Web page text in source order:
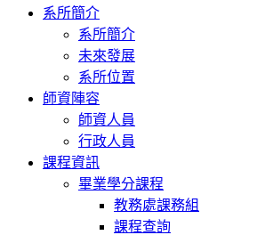
系所簡介
系所簡介
未來發展
系所位置
師資陣容
師資人員
行政人員
課程資訊
畢業學分課程
教務處課務組
課程查詢